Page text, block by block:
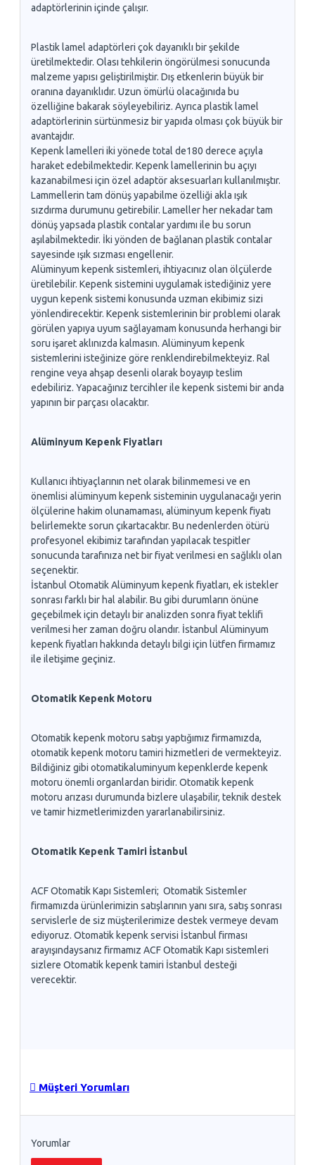
adaptörlerinin içinde çalışır.
Plastik lamel adaptörleri çok dayanıklı bir şekilde
üretilmektedir. Olası tehkilerin öngörülmesi sonucunda
malzeme yapısı geliştirilmiştir. Dış etkenlerin büyük bir
oranına dayanıklıdır. Uzun ömürlü olacağınıda bu
özelliğine bakarak söyleyebiliriz. Ayrıca plastik lamel
adaptörlerinin sürtünmesiz bir yapıda olması çok büyük bir
avantajdır.
Kepenk lamelleri iki yönede total de180 derece açıyla
haraket edebilmektedir. Kepenk lamellerinin bu açıyı
kazanabilmesi için özel adaptör aksesuarları kullanılmıştır.
Lammellerin tam dönüş yapabilme özelliği akla ışık
sızdırma durumunu getirebilir. Lameller her nekadar tam
dönüş yapsada plastik contalar yardımı ile bu sorun
aşılabilmektedir. İki yönden de bağlanan plastik contalar
sayesinde ışık sızması engellenir.
Alüminyum kepenk sistemleri, ihtiyacınız olan ölçülerde
üretilebilir. Kepenk sistemini uygulamak istediğiniz yere
uygun kepenk sistemi konusunda uzman ekibimiz sizi
yönlendirecektir. Kepenk sistemlerinin bir problemi olarak
görülen yapıya uyum sağlayamam konusunda herhangi bir
soru işaret aklınızda kalmasın. Alüminyum kepenk
sistemlerini isteğinize göre renklendirebilmekteyiz. Ral
rengine veya ahşap desenli olarak boyayıp teslim
edebiliriz. Yapacağınız tercihler ile kepenk sistemi bir anda
yapının bir parçası olacaktır.
Alüminyum Kepenk Fiyatları
Kullanıcı ihtiyaçlarının net olarak bilinmemesi ve en
önemlisi alüminyum kepenk sisteminin uygulanacağı yerin
ölçülerine hakim olunamaması, alüminyum kepenk fiyatı
belirlemekte sorun çıkartacaktır. Bu nedenlerden ötürü
profesyonel ekibimiz tarafından yapılacak tespitler
sonucunda tarafınıza net bir fiyat verilmesi en sağlıklı olan
seçenektir.
İstanbul Otomatik Alüminyum kepenk fiyatları, ek istekler
sonrası farklı bir hal alabilir. Bu gibi durumların önüne
geçebilmek için detaylı bir analizden sonra fiyat teklifi
verilmesi her zaman doğru olandır. İstanbul Alüminyum
kepenk fiyatları hakkında detaylı bilgi için lütfen firmamız
ile iletişime geçiniz.
Otomatik Kepenk Motoru
Otomatik kepenk motoru satışı yaptığımız firmamızda,
otomatik kepenk motoru tamiri hizmetleri de vermekteyiz.
Bildiğiniz gibi otomatikaluminyum kepenklerde kepenk
motoru önemli organlardan biridir. Otomatik kepenk
motoru arızası durumunda bizlere ulaşabilir, teknik destek
ve tamir hizmetlerimizden yararlanabilirsiniz.
Otomatik Kepenk Tamiri İstanbul
ACF Otomatik Kapı Sistemleri; Otomatik Sistemler
firmamızda ürünlerimizin satışlarının yanı sıra, satış sonrası
servislerle de siz müşterilerimize destek vermeye devam
ediyoruz. Otomatik kepenk servisi İstanbul firması
arayışındaysanız firmamız ACF Otomatik Kapı sistemleri
sizlere Otomatik kepenk tamiri İstanbul desteği
verecektir.
Müşteri Yorumları
Yorumlar